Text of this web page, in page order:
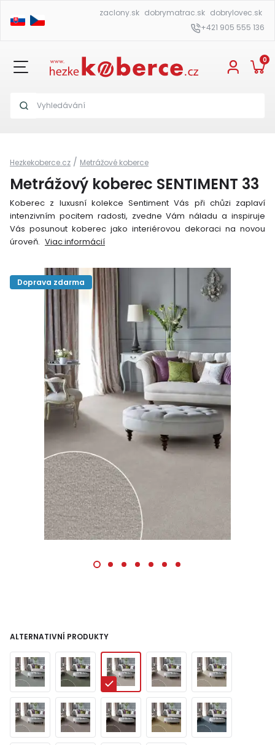
zaclony.sk dobrymatrac.sk dobrylovec.sk
+421 905 555 136
0
Hezkekoberce.cz / Metrážové koberce
Metrážový koberec SENTIMENT 33
Koberec z luxusní kolekce Sentiment Vás při chůzi zaplaví
intenzivním pocitem radosti, zvedne Vám náladu a inspiruje
Vás posunout koberec jako interiérovou dekoraci na novou
úroveň. Viac informácií
Doprava zdarma
ALTERNATIVNÍ PRODUKTY